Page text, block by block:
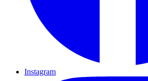
Instagram